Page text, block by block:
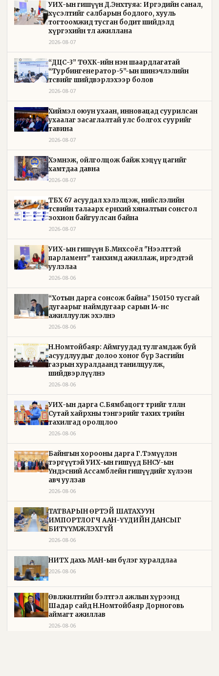
УИХ-ын гишүүн Д.Энхтуяа: Иргэдийн санал,
хүсэлтийг салбарын бодлого, хууль
тогтоомжид тусган бодит шийдэлд
хүргэхийн төлөө ажиллана
2026-08-07
“ДЦС-3” ТӨХК-ийн нэн шаардлагатай
“Турбингенератор-5”-ын шинэчлэлийн
төсвийг шийдвэрлэхээр болов
2026-08-07
Хиймэл оюун ухаан, инновацад суурилсан
ухаалаг засаглалтай улс болгох суурийг
тавина
2026-08-07
Хэмнэж, ойлголцож байж хэцүү цагийг
хамтдаа давна
2026-08-07
ТБХ 67 асуудал хэлэлцэж, нийслэлийн
төсвийн талаарх ерөнхий хяналтын сонсгол
зохион байгуулсан байна
2026-08-07
УИХ-ын гишүүн Б.Мөнхсоёл "Нээлттэй
парламент" танхимд ажиллаж, иргэдтэй
уулзлаа
2026-08-06
“Хотын дарга сонсож байна” 150150 тусгай
дугаарыг наймдугаар сарын 14-нөөс
ажиллуулж эхэлнэ
2026-08-06
Н.Номтойбаяр: Аймгуудад тулгамдаж буй
асуудлуудыг долоо хоног бүр Засгийн
газрын хуралдаанд танилцуулж,
шийдвэрлүүлнэ
2026-08-06
УИХ-ын дарга С.Бямбацогт төрийг төлөөлөн
Сутай хайрхны тэнгэрийг тахих төрийн
тахилгад оролцлоо
2026-08-06
Байнгын хорооны дарга Г.Тэмүүлэн
тэргүүтэй УИХ-ын гишүүд БНСУ-ын
Үндэсний Ассамблейн гишүүдийг хүлээн
авч уулзав
2026-08-06
ТАТВАРЫН ӨРТЭЙ ШАТАХУУН
ИМПОРТЛОГЧ ААН-ҮҮДИЙН ДАНСЫГ
БИТҮҮМЖЛЭХГҮЙ
2026-08-06
НИТХ дахь МАН-ын бүлэг хуралдлаа
2026-08-06
Өвөлжилтийн бэлтгэл ажлын хүрээнд
Шадар сайд Н.Номтойбаяр Дорноговь
аймагт ажиллав
2026-08-06